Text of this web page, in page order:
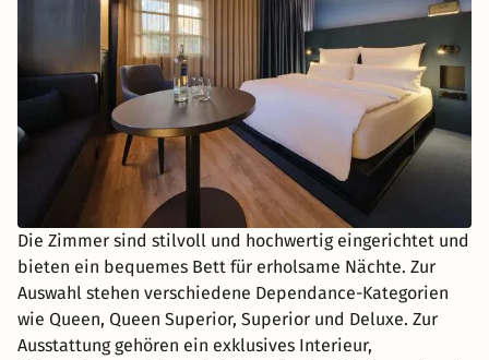
Die Zimmer sind stilvoll und hochwertig eingerichtet und
bieten ein bequemes Bett für erholsame Nächte. Zur
Auswahl stehen verschiedene Dependance-Kategorien
wie Queen, Queen Superior, Superior und Deluxe. Zur
Ausstattung gehören ein exklusives Interieur,